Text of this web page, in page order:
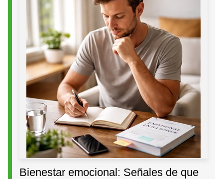
Bienestar emocional: Señales de que